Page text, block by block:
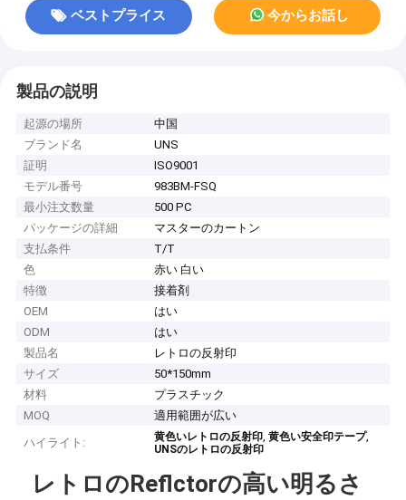
ベストプライス 今からお話し
製品の説明
起源の場所
中国
ブランド名
UNS
証明
ISO9001
モデル番号
983BM-FSQ
最小注文数量
500 PC
パッケージの詳細
マスターのカートン
支払条件
T/T
色
赤い 白い
特徴
接着剤
OEM
はい
ODM
はい
製品名
レトロの反射印
サイズ
50*150mm
材料
プラスチック
MOQ
適用範囲が広い
ハイライト:
黄色いレトロの反射印,黄色い安全印テープ,
UNSのレトロの反射印
レトロのReflctorの高い明るさ